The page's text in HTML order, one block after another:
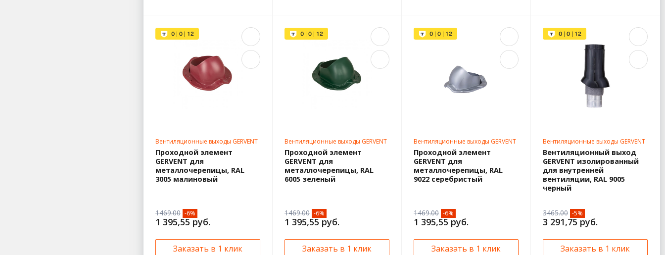
Вентиляционные выходы GERVENT
Проходной элемент
GERVENT для
металлочерепицы, RAL
3005 малиновый
1469.00 -6%
1 395,55 руб.
Заказать в 1 клик
Вентиляционные выходы GERVENT
Проходной элемент
GERVENT для
металлочерепицы, RAL
6005 зеленый
1469.00 -6%
1 395,55 руб.
Заказать в 1 клик
Вентиляционные выходы GERVENT
Проходной элемент
GERVENT для
металлочерепицы, RAL
9022 серебристый
1469.00 -6%
1 395,55 руб.
Заказать в 1 клик
Вентиляционные выходы GERVENT
Вентиляционный выход
GERVENT изолированный
для внутренней
вентиляции, RAL 9005
черный
3465.00 -5%
3 291,75 руб.
Заказать в 1 клик